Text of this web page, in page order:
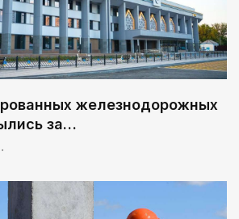
железнодорожных
за…